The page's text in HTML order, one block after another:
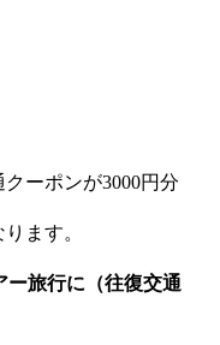
ーポンが3000円分
ります。
旅行に（往復交通